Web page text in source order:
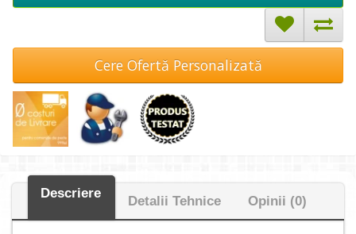
Cere Ofertă Personalizată
Descriere
Detalii Tehnice Opinii (0)